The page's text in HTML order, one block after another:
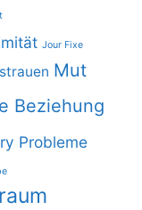
Jour Fixe
Mut
Beziehung
Probleme